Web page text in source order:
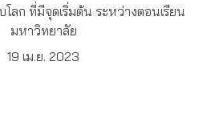
ลก ที่มีจุดเริ่มต้น ระหว่างตอนเรียน
มหาวิทยาลัย
19 เม.ย. 2023